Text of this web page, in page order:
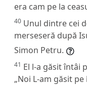
era cam pe la
40 Unul dintre cei
merseseră după
Simon Petru.
41 El l-a găsit întâi
„Noi L-am găsit